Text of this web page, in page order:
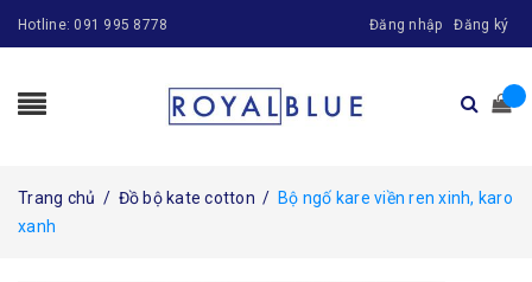
Hotline: 091 995 8778 Đăng nhập Đăng ký
Trang chủ / Đồ bộ kate cotton / Bộ ngố kare viền ren xinh, karo
xanh